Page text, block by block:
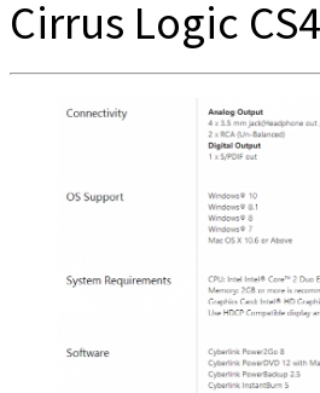
Cirrus Logic